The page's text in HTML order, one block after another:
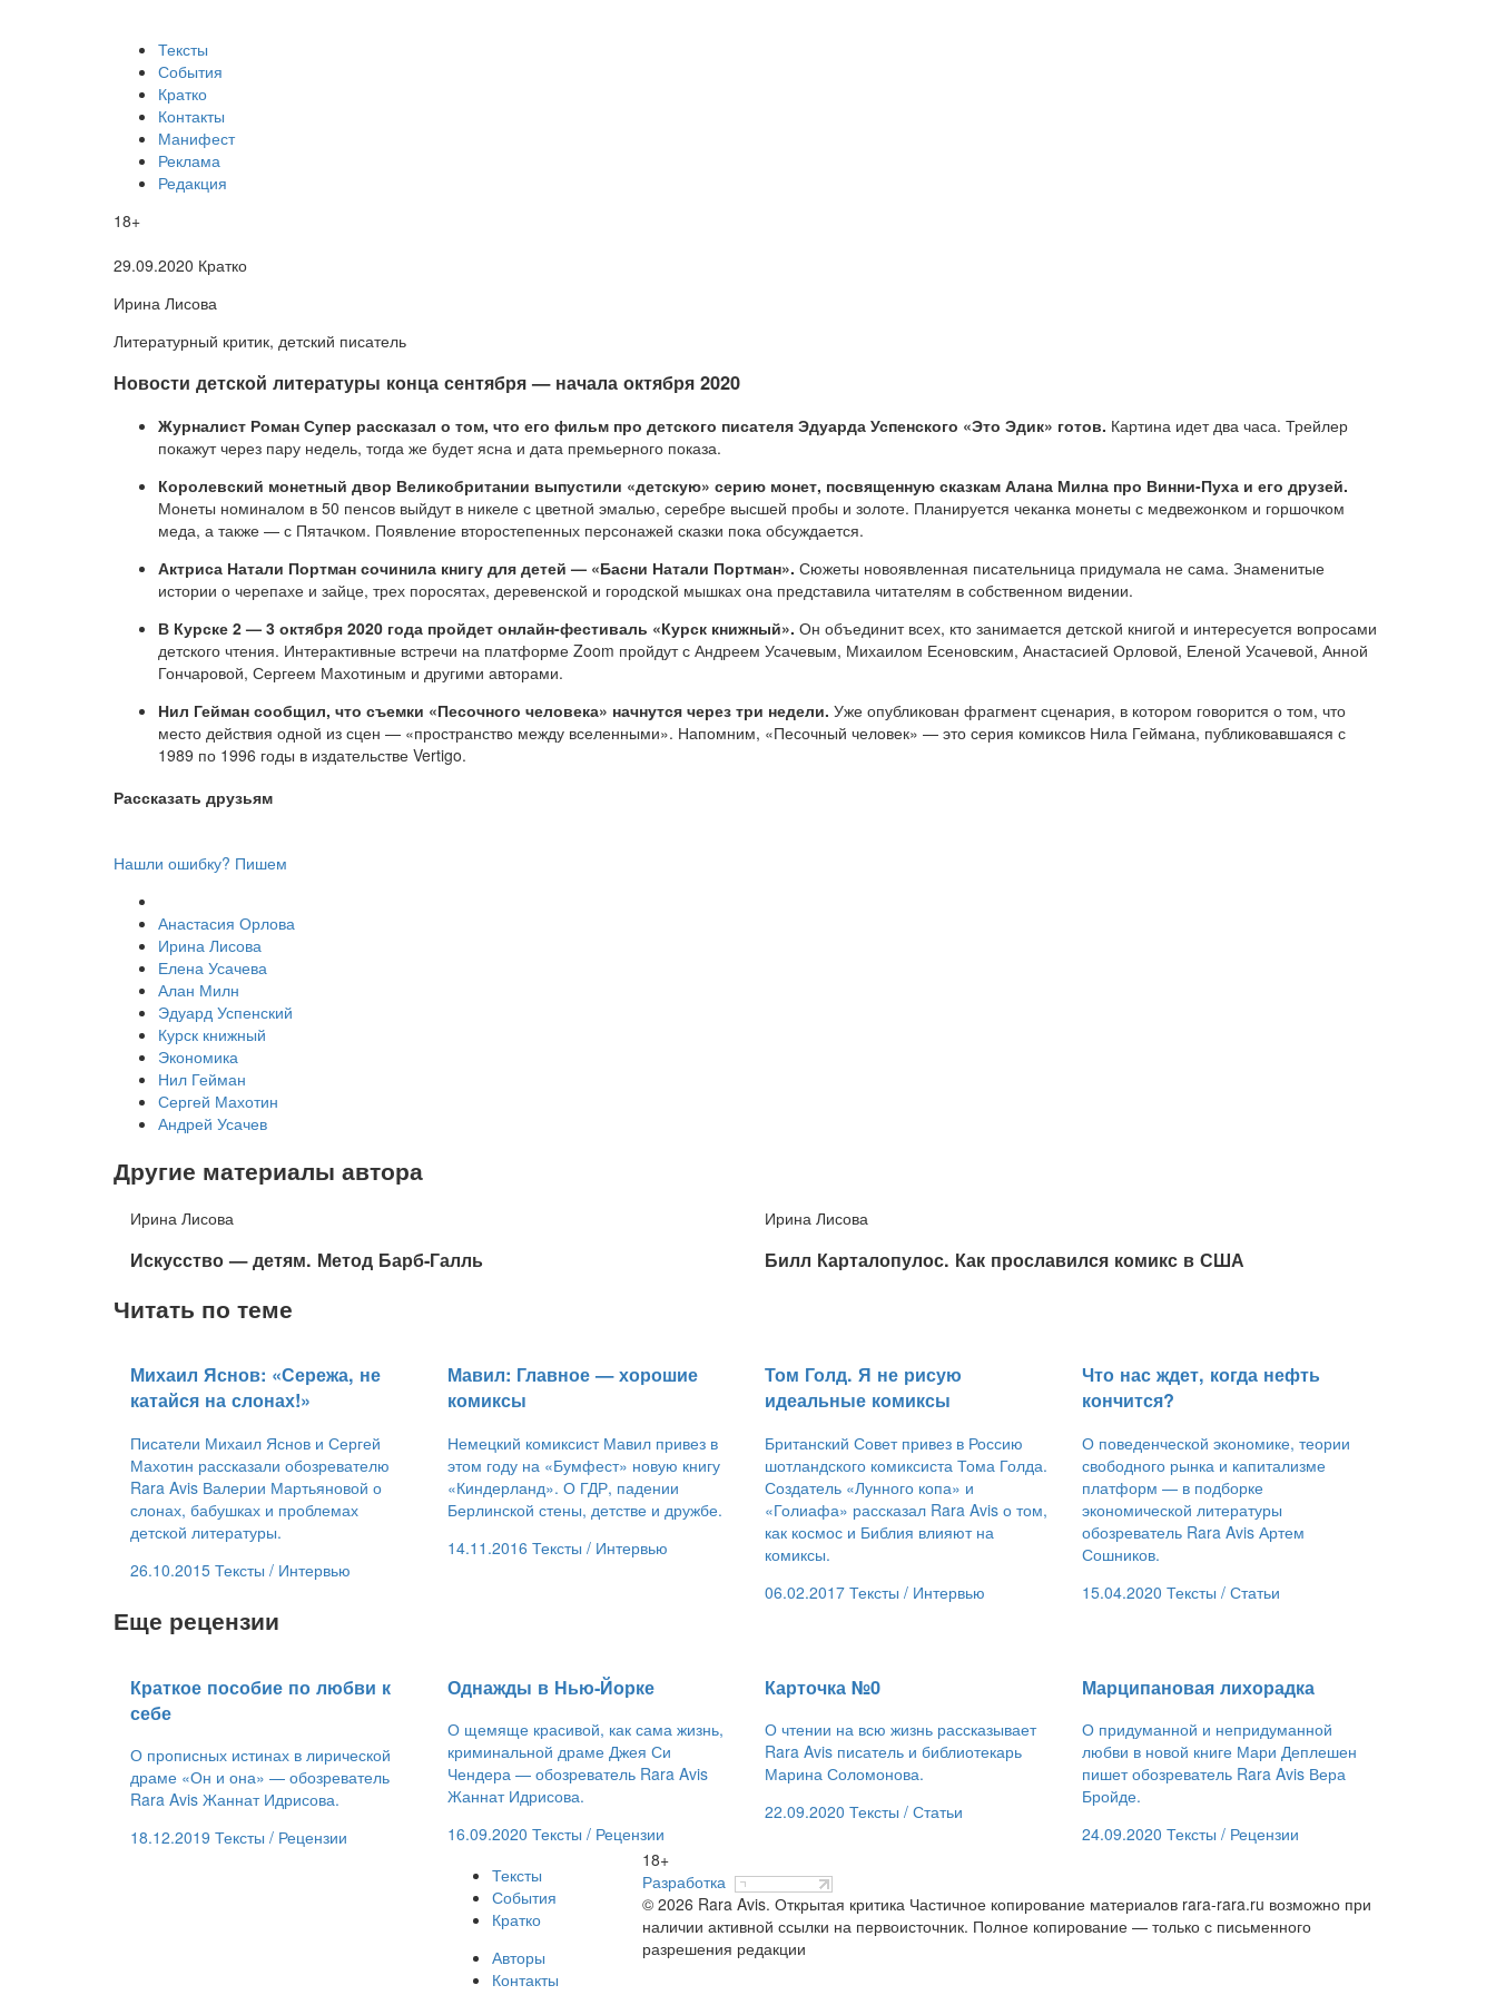
Тексты
События
Кратко
Контакты
Манифест
Реклама
Редакция
18+
29.09.2020 Кратко
Ирина Лисова
Литературный критик, детский писатель
​Новости детской литературы конца сентября — начала октября 2020
Журналист Роман Супер рассказал о том, что его фильм про детского писателя Эдуарда Успенского «Это Эдик» готов. Картина идет два часа. Трейлер
покажут через пару недель, тогда же будет ясна и дата премьерного показа.
Королевский монетный двор Великобритании выпустили «детскую» серию монет, посвященную сказкам Алана Милна про Винни-Пуха и его друзей.
Монеты номиналом в 50 пенсов выйдут в никеле с цветной эмалью, серебре высшей пробы и золоте. Планируется чеканка монеты с медвежонком и горшочком
меда, а также — с Пятачком. Появление второстепенных персонажей сказки пока обсуждается.
Актриса Натали Портман сочинила книгу для детей — «Басни Натали Портман». Сюжеты новоявленная писательница придумала не сама. Знаменитые
истории о черепахе и зайце, трех поросятах, деревенской и городской мышках она представила читателям в собственном видении.
В Курске 2 — 3 октября 2020 года пройдет онлайн-фестиваль «Курск книжный». Он объединит всех, кто занимается детской книгой и интересуется вопросами
детского чтения. Интерактивные встречи на платформе Zoom пройдут с Андреем Усачевым, Михаилом Есеновским, Анастасией Орловой, Еленой Усачевой, Анной
Гончаровой, Сергеем Махотиным и другими авторами.
Нил Гейман сообщил, что съемки «Песочного человека» начнутся через три недели. Уже опубликован фрагмент сценария, в котором говорится о том, что
место действия одной из сцен — «пространство между вселенными». Напомним, «Песочный человек» — это серия комиксов Нила Геймана, публиковавшаяся с
1989 по 1996 годы в издательстве Vertigo.
Рассказать друзьям
Нашли ошибку? Пишем
Анастасия Орлова
Ирина Лисова
Елена Усачева
Алан Милн
Эдуард Успенский
Курск книжный
Экономика
Нил Гейман
Сергей Махотин
Андрей Усачев
Другие материалы автора
Ирина Лисова
​Искусство — детям. Метод Барб-Галль
Ирина Лисова
​Билл Карталопулос. Как прославился комикс в США
Читать по теме
​Михаил Яснов: «Сережа, не
катайся на слонах!»
Писатели Михаил Яснов и Сергей
Махотин рассказали обозревателю
Rara Avis Валерии Мартьяновой о
слонах, бабушках и проблемах
детской литературы.
26.10.2015 Тексты / Интервью
​Мавил: Главное — хорошие
комиксы
Немецкий комиксист Мавил привез в
этом году на «Бумфест» новую книгу
«Киндерланд». О ГДР, падении
Берлинской стены, детстве и дружбе.
14.11.2016 Тексты / Интервью
​Том Голд. Я не рисую
идеальные комиксы
Британский Совет привез в Россию
шотландского комиксиста Тома Голда.
Создатель «Лунного копа» и
«Голиафа» рассказал Rara Avis о том,
как космос и Библия влияют на
комиксы.
06.02.2017 Тексты / Интервью
​Что нас ждет, когда нефть
кончится?
О поведенческой экономике, теории
свободного рынка и капитализме
платформ — в подборке
экономической литературы
обозреватель Rara Avis Артем
Сошников.
15.04.2020 Тексты / Статьи
Еще рецензии
​Краткое пособие по любви к
себе
О прописных истинах в лирической
драме «Он и она» — обозреватель
Rara Avis Жаннат Идрисова.
18.12.2019 Тексты / Рецензии
​Однажды в Нью-Йорке
О щемяще красивой, как сама жизнь,
криминальной драме Джея Си
Чендера — обозреватель Rara Avis
Жаннат Идрисова.
16.09.2020 Тексты / Рецензии
Карточка №0
О чтении на всю жизнь рассказывает
Rara Avis писатель и библиотекарь
Марина Соломонова.
22.09.2020 Тексты / Статьи
​Марципановая лихорадка
О придуманной и непридуманной
любви в новой книге Мари Деплешен
пишет обозреватель Rara Avis Вера
Бройде.
24.09.2020 Тексты / Рецензии
Тексты
События
Кратко
Авторы
Контакты
18+
Разработка
© 2026 Rara Avis. Открытая критика Частичное копирование материалов rara-rara.ru возможно при
наличии активной ссылки на первоисточник. Полное копирование — только с письменного
разрешения редакции